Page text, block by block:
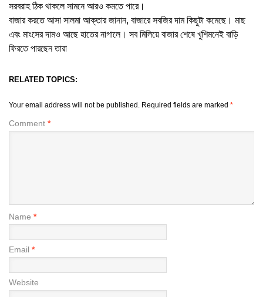
সরবরাহ ঠিক থাকলে সামনে আরও কমতে পারে।
বাজার করতে আসা সালমা আক্তার জানান, বাজারে সবজির দাম কিছুটা কমেছে। মাছ
এবং মাংসের দামও আছে হাতের নাগালে। সব মিলিয়ে বাজার শেষে খুশিমনেই বাড়ি
ফিরতে পারছেন তারা
RELATED TOPICS:
Your email address will not be published. Required fields are marked *
Comment *
Name *
Email *
Website